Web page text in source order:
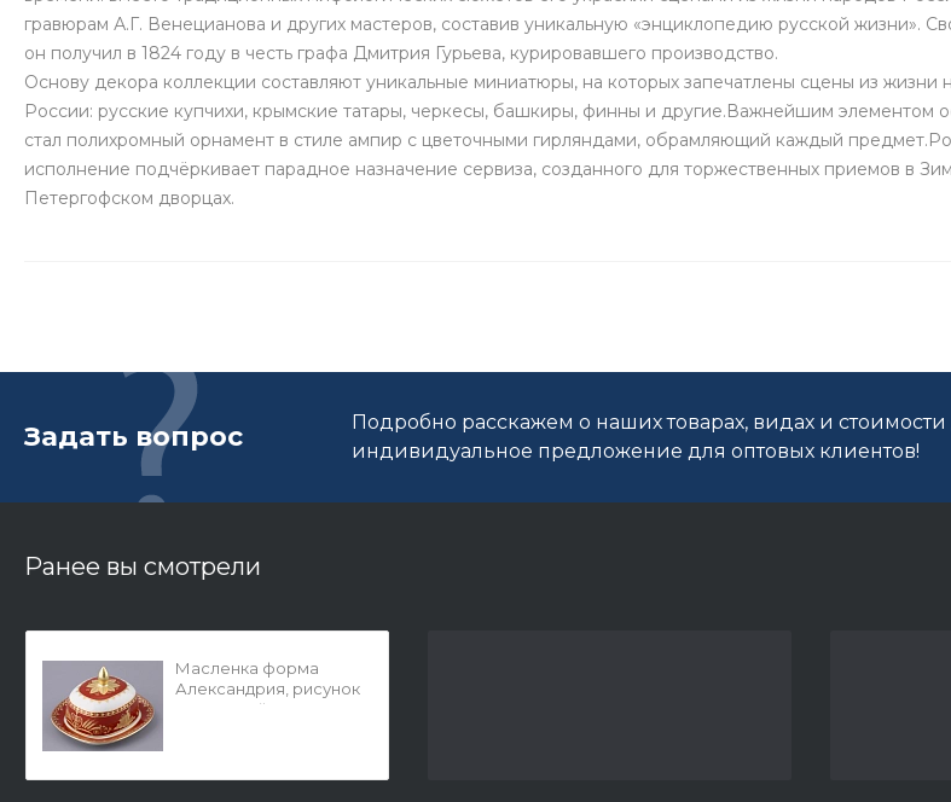
гравюрам А.Г. Венецианова и других мастеров, составив уникальную «энциклопедию русской жизни».
он получил в 1824 году в честь графа Дмитрия Гурьева, курировавшего производство.
Основу декора коллекции составляют уникальные миниатюры, на которых запечатлены сцены из жизни
России: русские купчихи, крымские татары, черкесы, башкиры, финны и другие.Важнейшим элементом
стал полихромный орнамент в стиле ампир с цветочными гирляндами, обрамляющий каждый
исполнение подчёркивает парадное назначение сервиза, созданного для торжественных приемов в
Петергофском дворцах.
Задать вопрос
Подробно расскажем о наших товарах, видах и
индивидуальное предложение для оптовых клиентов!
Ранее вы смотрели
Масленка форма
Александрия, рисунок
Гурьевский сервиз,